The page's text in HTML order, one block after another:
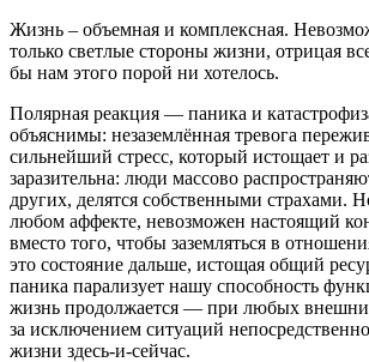
Жизнь – объемная и комплексная.
только светлые стороны жизни, отрицая
бы нам этого порой ни хотелось.
Полярная реакция — паника и
объяснимы: незаземлённая тревога
сильнейший стресс, который истощает и
заразительна: люди массово
других, делятся собственными страхами.
любом аффекте, невозможен настоящий
вместо того, чтобы заземляться в
это состояние дальше, истощая общий
паника парализует нашу способность
жизнь продолжается — при любых внешних
за исключением ситуаций
жизни здесь-и-сейчас.